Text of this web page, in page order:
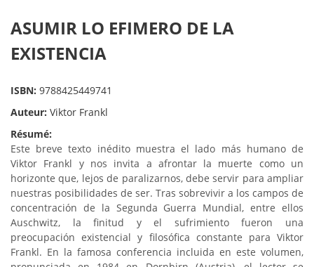
ASUMIR LO EFIMERO DE LA
EXISTENCIA
ISBN: 9788425449741
Auteur: Viktor Frankl
Résumé:
Este breve texto inédito muestra el lado más humano de
Viktor Frankl y nos invita a afrontar la muerte como un
horizonte que, lejos de paralizarnos, debe servir para ampliar
nuestras posibilidades de ser. Tras sobrevivir a los campos de
concentración de la Segunda Guerra Mundial, entre ellos
Auschwitz, la finitud y el sufrimiento fueron una
preocupación existencial y filosófica constante para Viktor
Frankl. En la famosa conferencia incluida en este volumen,